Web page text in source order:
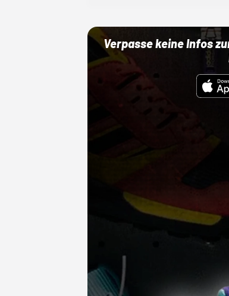
Verpasse keine Infos